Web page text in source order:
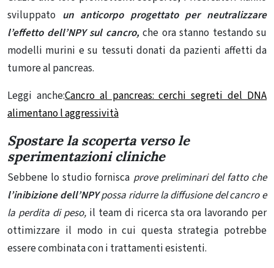
sviluppato un anticorpo progettato per neutralizzare
l’effetto dell’NPY sul cancro, che ora stanno testando su
modelli murini e su tessuti donati da pazienti affetti da
tumore al pancreas.
Leggi anche:Cancro al pancreas: cerchi segreti del DNA
alimentano l aggressività
Spostare la scoperta verso le
sperimentazioni cliniche
Sebbene lo studio fornisca prove preliminari del fatto che
l’inibizione dell’NPYpossa ridurre la diffusione del cancro e
la perdita di peso, il team di ricerca sta ora lavorando per
ottimizzare il modo in cui questa strategia potrebbe
essere combinata con i trattamenti esistenti.